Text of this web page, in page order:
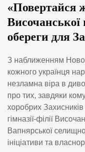
«Повертайся
Височанської
обереги для
З наближенням
кожного українця
незламна віра в
про тих, завдяки
хоробрих
гімназії-філії
Вапнярської
ініціативи та